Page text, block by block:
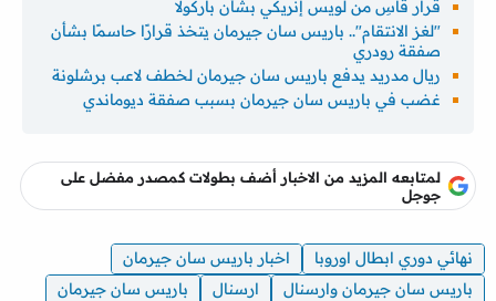
قرار قاسِ من لويس إنريكي بشأن باركولا
"لغز الانتقام".. باريس سان جيرمان يتخذ قرارًا حاسمًا بشأن
صفقة رودري
ريال مدريد يدفع باريس سان جيرمان لخطف لاعب برشلونة
غضب في باريس سان جيرمان بسبب صفقة ديوماندي
لمتابعه المزيد من الاخبار أضف بطولات كمصدر مفضل على
جوجل
نهائي دوري ابطال اوروبا
اخبار باريس سان جيرمان
باريس سان جيرمان وارسنال
ارسنال
باريس سان جيرمان